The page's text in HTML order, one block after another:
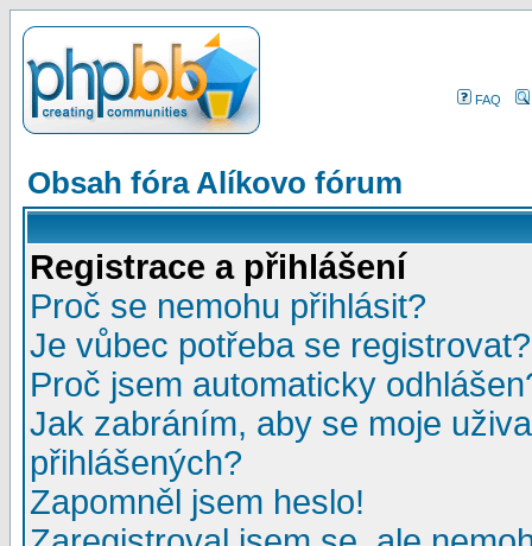
FAQ
Obsah fóra Alíkovo fórum
Registrace a přihlášení
Proč se nemohu přihlásit?
Je vůbec potřeba se registrovat?
Proč jsem automaticky
Jak zabráním, aby se moje
přihlášených?
Zapomněl jsem heslo!